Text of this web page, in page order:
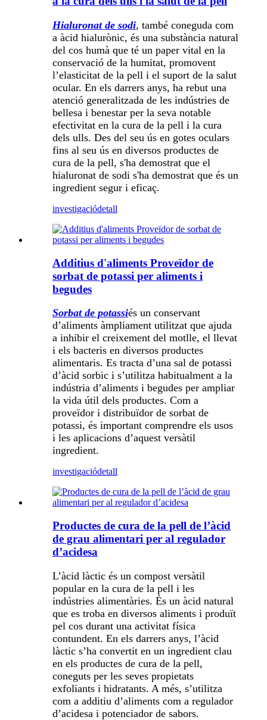
Hialuronat de sodi, també coneguda com
a àcid hialurònic, és una substància natural
del cos humà que té un paper vital en la
conservació de la humitat, promovent
l’elasticitat de la pell i el suport de la salut
ocular. En els darrers anys, ha rebut una
atenció generalitzada de les indústries de
bellesa i benestar per la seva notable
efectivitat en la cura de la pell i la cura
dels ulls. Des del seu ús en gotes oculars
fins al seu ús en diversos productes de
cura de la pell, s'ha demostrat que el
hialuronat de sodi s'ha demostrat que és un
ingredient segur i eficaç.
investigaciódetall
Additius d'aliments Proveïdor de
sorbat de potassi per aliments i
begudes
Sorbat de potassiés un conservant
d’aliments àmpliament utilitzat que ajuda
a inhibir el creixement del motlle, el llevat
i els bacteris en diversos productes
alimentaris. Es tracta d’una sal de potassi
d’àcid sorbic i s’utilitza habitualment a la
indústria d’aliments i begudes per ampliar
la vida útil dels productes. Com a
proveïdor i distribuïdor de sorbat de
potassi, és important comprendre els usos
i les aplicacions d’aquest versàtil
ingredient.
investigaciódetall
Productes de cura de la pell de l’àcid
de grau alimentari per al regulador
d’acidesa
L’àcid làctic és un compost versàtil
popular en la cura de la pell i les
indústries alimentàries. És un àcid natural
que es troba en diversos aliments i produït
pel cos durant una activitat física
contundent. En els darrers anys, l’àcid
làctic s’ha convertit en un ingredient clau
en els productes de cura de la pell,
coneguts per les seves propietats
exfoliants i hidratants. A més, s’utilitza
com a additiu d’aliments com a regulador
d’acidesa i potenciador de sabors.